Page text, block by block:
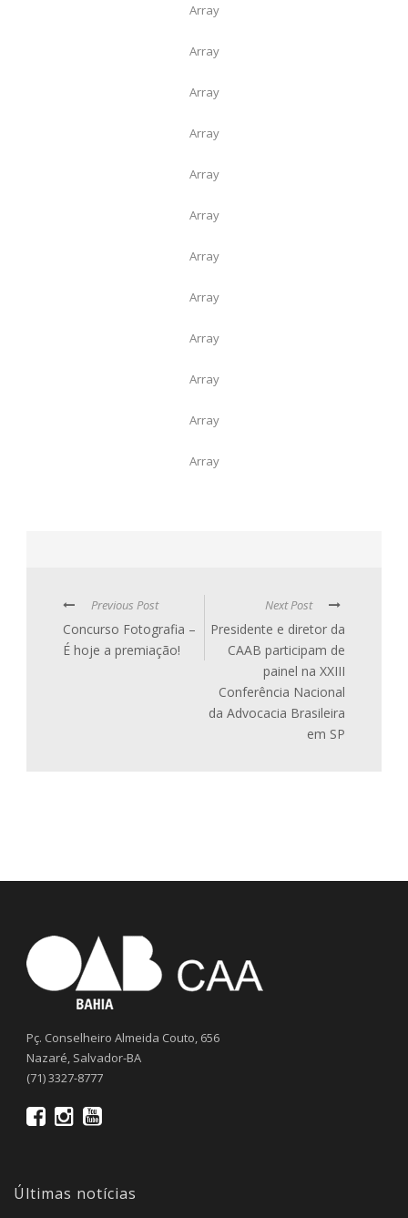
Array
Array
Array
Array
Array
Array
Array
Array
Array
Array
Array
Array
Previous Post
Concurso Fotografia –
É hoje a premiação!
Next Post
Presidente e diretor da
CAAB participam de
painel na XXIII
Conferência Nacional
da Advocacia Brasileira
em SP
Pç. Conselheiro Almeida Couto, 656
Nazaré, Salvador-BA
(71) 3327-8777
Últimas notícias